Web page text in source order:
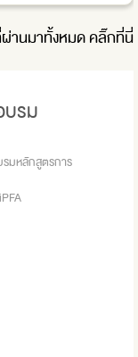
านมาทั้งหมดคลิ๊กที่นี่
บรม
รมหลักสูตรการ